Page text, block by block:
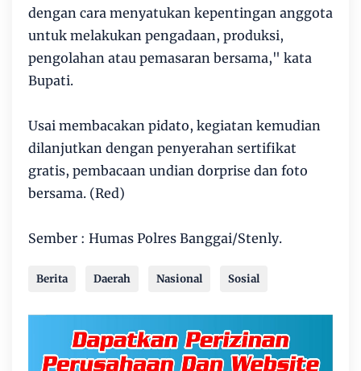
dengan cara menyatukan kepentingan anggota
untuk melakukan pengadaan, produksi,
pengolahan atau pemasaran bersama," kata
Bupati.
Usai membacakan pidato, kegiatan kemudian
dilanjutkan dengan penyerahan sertifikat
gratis, pembacaan undian dorprise dan foto
bersama. (Red)
Sember : Humas Polres Banggai/Stenly.
Berita Daerah Nasional Sosial